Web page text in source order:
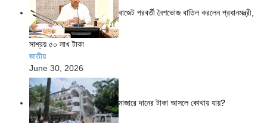
বাজেট পরবর্তী নৈশভোজ বাতিল করলেন প্রধানমন্ত্রী,
সাশ্রয় ৫০ লাখ টাকা
জাতীয়
June 30, 2026
মাজারে দানের টাকা আসলে কোথায় যায়?